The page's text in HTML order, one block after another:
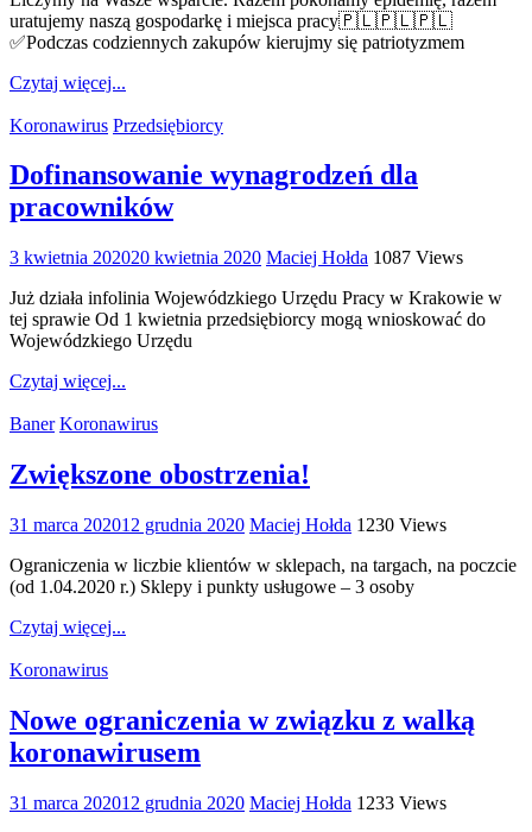
uratujemy naszą gospodarkę i miejsca pracy🇵🇱🇵🇱🇵🇱
✅Podczas codziennych zakupów kierujmy się patriotyzmem
Czytaj więcej...
Koronawirus Przedsiębiorcy
Dofinansowanie wynagrodzeń dla
pracowników
3 kwietnia 202020 kwietnia 2020 Maciej Hołda 1087 Views
Już działa infolinia Wojewódzkiego Urzędu Pracy w Krakowie w
tej sprawie Od 1 kwietnia przedsiębiorcy mogą wnioskować do
Wojewódzkiego Urzędu
Czytaj więcej...
Baner Koronawirus
Zwiększone obostrzenia!
31 marca 202012 grudnia 2020 Maciej Hołda 1230 Views
Ograniczenia w liczbie klientów w sklepach, na targach, na poczcie
(od 1.04.2020 r.) Sklepy i punkty usługowe – 3 osoby
Czytaj więcej...
Koronawirus
Nowe ograniczenia w związku z walką
koronawirusem
31 marca 202012 grudnia 2020 Maciej Hołda 1233 Views